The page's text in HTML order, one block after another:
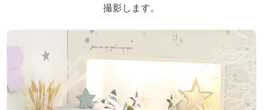
撮影します。